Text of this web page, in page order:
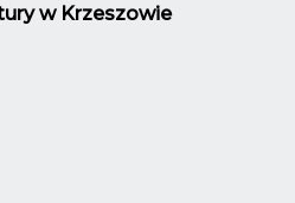
w Krzeszowie